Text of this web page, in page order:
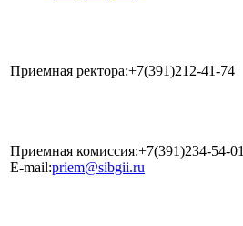
Приемная ректора:+7(391)212-41-74
Приемная комиссия:+7(391)234-54-01
E-mail:priem@sibgii.ru